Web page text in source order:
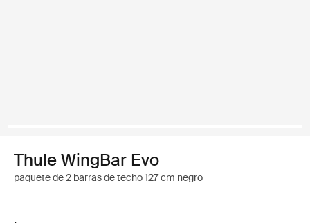
Thule WingBar Evo
paquete de 2 barras de techo 127 cm negro